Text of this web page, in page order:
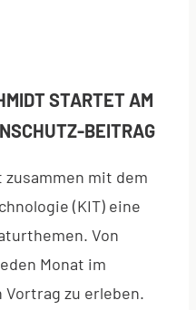
STARTET AM
BEITRAG
mit dem
(KIT) eine
Von
Monat im
zu erleben.